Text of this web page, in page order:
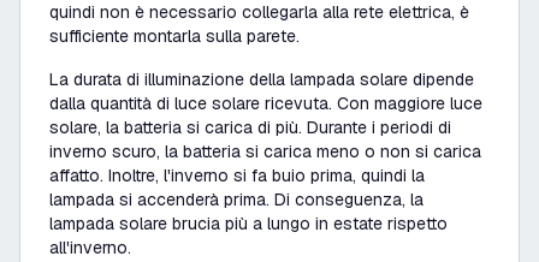
quindi non è necessario collegarla alla rete elettrica, è
sufficiente montarla sulla parete.
La durata di illuminazione della lampada solare dipende
dalla quantità di luce solare ricevuta. Con maggiore luce
solare, la batteria si carica di più. Durante i periodi di
inverno scuro, la batteria si carica meno o non si carica
affatto. Inoltre, l'inverno si fa buio prima, quindi la
lampada si accenderà prima. Di conseguenza, la
lampada solare brucia più a lungo in estate rispetto
all'inverno.